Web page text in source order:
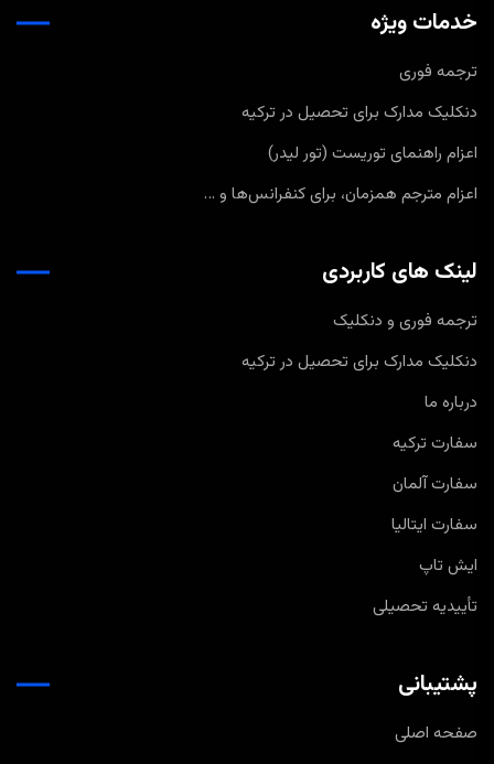
خدمات ویژه
ترجمه فوری
دنکلیک مدارک برای تحصیل در ترکیه
اعزام راهنمای توریست (تور لیدر)
اعزام مترجم همزمان، برای کنفرانس‌ها و …
لینک های کاربردی
ترجمه فوری و دنکلیک
دنکلیک مدارک برای تحصیل در ترکیه
درباره ما
سفارت ترکیه
سفارت آلمان
سفارت ایتالیا
ایش تاپ
تأییدیه تحصیلی
پشتیبانی
صفحه اصلی